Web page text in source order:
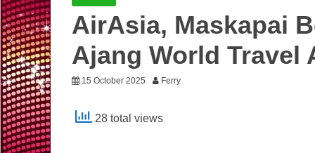
AirAsia, Maskapai
Ajang World Travel
15 October 2025 Ferry
28 total views